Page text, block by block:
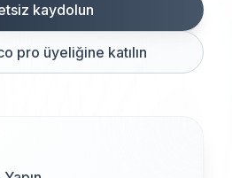
kaydolun
pro üyeliğine katılın